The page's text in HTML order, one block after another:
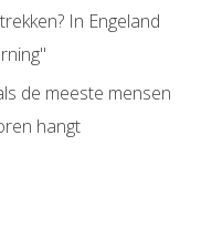
In Engeland
de meeste mensen
hangt